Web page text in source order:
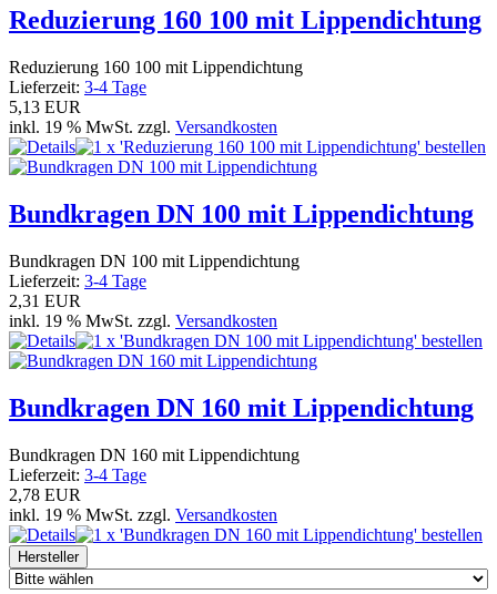
Reduzierung 160 100 mit Lippendichtung
Reduzierung 160 100 mit Lippendichtung
Lieferzeit: 3-4 Tage
5,13 EUR
inkl. 19 % MwSt. zzgl. Versandkosten
Bundkragen DN 100 mit Lippendichtung
Bundkragen DN 100 mit Lippendichtung
Lieferzeit: 3-4 Tage
2,31 EUR
inkl. 19 % MwSt. zzgl. Versandkosten
Bundkragen DN 160 mit Lippendichtung
Bundkragen DN 160 mit Lippendichtung
Lieferzeit: 3-4 Tage
2,78 EUR
inkl. 19 % MwSt. zzgl. Versandkosten
Hersteller